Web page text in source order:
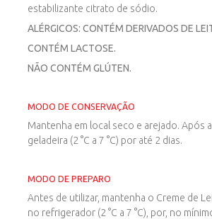
estabilizante citrato de sódio.
ALÉRGICOS: CONTÉM DERIVADOS DE
CONTÉM LACTOSE.
NÃO CONTÉM GLÚTEN.
MODO DE CONSERVAÇÃO
Mantenha em local seco e arejado. Após
geladeira (2 °C a 7 °C) por até 2 dias.
MODO DE PREPARO
Antes de utilizar, mantenha o Creme de
no refrigerador (2 °C a 7 °C), por, no